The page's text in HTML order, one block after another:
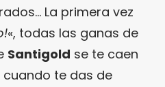
La primera vez
«, todas las ganas de
Santigold se te caen
te das de